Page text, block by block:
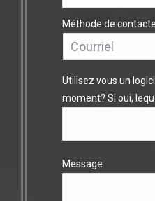
+1
Méthode de
Utilisez vous un
moment? Si oui,
Message